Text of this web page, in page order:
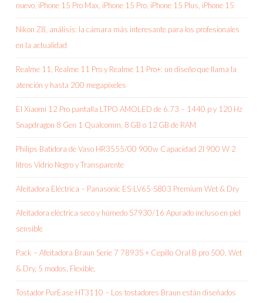
nuevo, iPhone 15 Pro Max, iPhone 15 Pro, iPhone 15 Plus, iPhone 15
Nikon Z8, análisis: la cámara más interesante para los profesionales
en la actualidad
Realme 11, Realme 11 Pro y Realme 11 Pro+: un diseño que llama la
atención y hasta 200 megapíxeles
El Xiaomi 12 Pro pantalla LTPO AMOLED de 6.73 – 1440 p y 120 Hz
Snapdragon 8 Gen 1 Qualcomm, 8 GB o 12 GB de RAM
Philips Batidora de Vaso HR3555/00 900w Capacidad 2l 900 W 2
litros Vidrio Negro y Transparente
Afeitadora Eléctrica – Panasonic ES-LV65-S803 Premium Wet & Dry
Afeitadora eléctrica seco y húmedo S7930/16 Apurado incluso en piel
sensible
Pack – Afeitadora Braun Serie 7 7893S + Cepillo Oral B pro 500, Wet
& Dry, 5 modos, Flexible,
Tostador PurEase HT3110 – Los tostadores Braun están diseñados